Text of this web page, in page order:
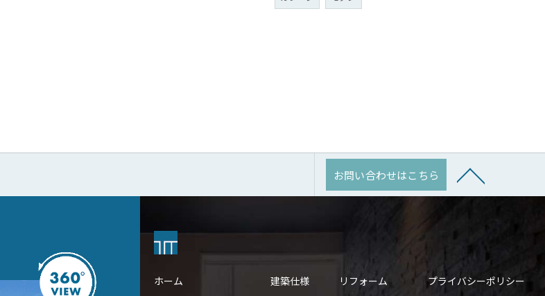
お問い合わせはこちら
ホーム 建築仕様 リフォーム プライバシーポリシー